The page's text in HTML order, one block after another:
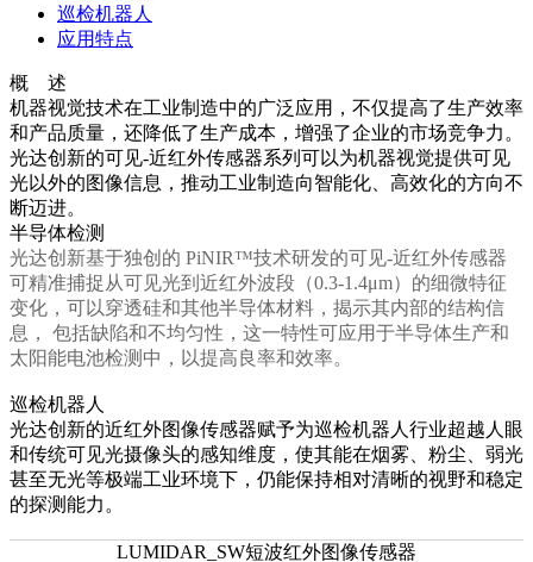
巡检机器人
应用特点
概 述
机器视觉技术在工业制造中的广泛应用，不仅提高了生产效率
和产品质量，还降低了生产成本，增强了企业的市场竞争力。
光达创新的可见-近红外传感器系列可以为机器视觉提供可见
光以外的图像信息，推动工业制造向智能化、高效化的方向不
断迈进。
半导体检测
光达创新基于独创的 PiNIR™技术研发的可见-近红外传感器
可精准捕捉从可见光到近红外波段（0.3-1.4μm）的细微特征
变化，可以穿透硅和其他半导体材料，揭示其内部的结构信
息， 包括缺陷和不均匀性，这一特性可应用于半导体生产和
太阳能电池检测中，以提高良率和效率。
巡检机器人
光达创新的近红外图像传感器赋予为巡检机器人行业超越人眼
和传统可见光摄像头的感知维度，使其能在烟雾、粉尘、弱光
甚至无光等极端工业环境下，仍能保持相对清晰的视野和稳定
的探测能力。
LUMIDAR_SW短波红外图像传感器